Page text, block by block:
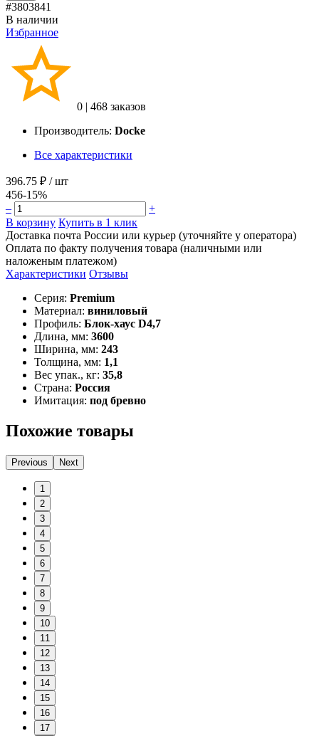
#3803841
В наличии
Избранное
0 | 468 заказов
Производитель: Docke
Все характеристики
396.75 ₽ / шт
456-15%
–
+
В корзину Купить в 1 клик
Доставка почта России или курьер (уточняйте у оператора)
Оплата по факту получения товара (наличными или
наложеным платежом)
Характеристики Отзывы
Серия: Premium
Материал: виниловый
Профиль: Блок-хаус D4,7
Длина, мм: 3600
Ширина, мм: 243
Толщина, мм: 1,1
Вес упак., кг: 35,8
Страна: Россия
Имитация: под бревно
Похожие товары
Previous Next
1
2
3
4
5
6
7
8
9
10
11
12
13
14
15
16
17